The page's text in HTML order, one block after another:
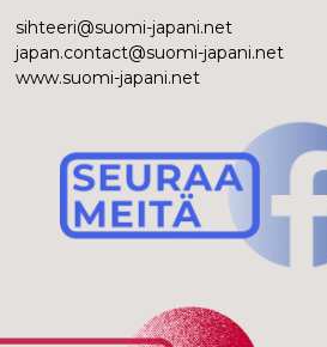
sihteeri@suomi-japani.net
japan.contact@suomi-japani.net
www.suomi-japani.net